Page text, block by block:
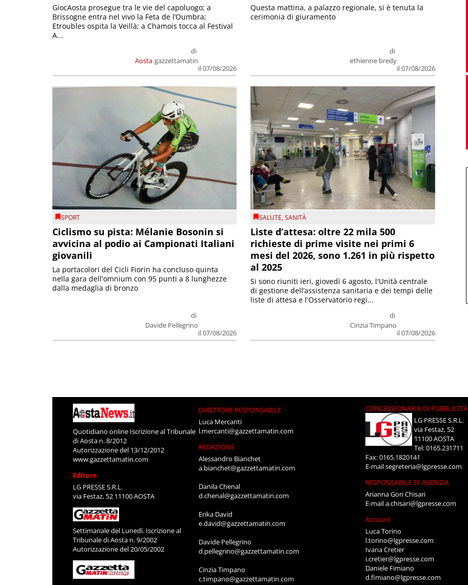
Aosta
di
gazzettamatin
il 07/08/2026
GiocAosta prosegue tra le vie del capoluogo; a
Brissogne entra nel vivo la Feta de l’Oumbra;
Etroubles ospita la Veillà; a Chamois tocca al Festival
A...
di
ethienne bredy
il 07/08/2026
Questa mattina, a palazzo regionale, si è tenuta la
cerimonia di giuramento
SPORT
Ciclismo su pista: Mélanie Bosonin si
avvicina al podio ai Campionati Italiani
giovanili
di
Davide Pellegrino
il 07/08/2026
La portacolori del Cicli Fiorin ha concluso quinta
nella gara dell'omnium con 95 punti a 8 lunghezze
dalla medaglia di bronzo
SALUTE,SANITÀ
Liste d’attesa: oltre 22 mila 500
richieste di prime visite nei primi 6
mesi del 2026, sono 1.261 in più rispetto
al 2025
di
Cinzia Timpano
il 07/08/2026
Si sono riuniti ieri, giovedì 6 agosto, l'Unità centrale
di gestione dell’assistenza sanitaria e dei tempi delle
liste di attesa e l'Osservatorio regi...
Quotidiano online Iscrizione al Tribunale
di Aosta n. 8/2012
Autorizzazione del 13/12/2012
www.gazzettamatin.com
Editore
LG PRESSE S.R.L.
via Festaz, 52 11100 AOSTA
Settimanale del Lunedì. Iscrizione al
Tribunale di Aosta n. 9/2002
Autorizzazione del 20/05/2002
DIRETTORE RESPONSABILE
Luca Mercanti
l.mercanti@gazzettamatin.com
REDAZIONE
Alessandro Bianchet
a.bianchet@gazzettamatin.com
Danila Chenal
d.chenal@gazzettamatin.com
Erika David
e.david@gazzettamatin.com
Davide Pellegrino
d.pellegrino@gazzettamatin.com
Cinzia Timpano
c.timpano@gazzettamatin.com
CONCESSIONARIA DI PUBBLICITÀ
LG PRESSE S.R.L.
via Festaz, 52
11100 AOSTA
Tel: 0165.231711
Fax: 0165.1820141
E-mailsegreteria@lgpresse.com
RESPONSABILE DI AGENZIA
Arianna Gori Chisari
E-maila.chisari@lgpresse.com
Account
Luca Torino
l.torino@lgpresse.com
Ivana Cretier
i.cretier@lgpresse.com
Daniele Fimiano
d.fimiano@lgpresse.com